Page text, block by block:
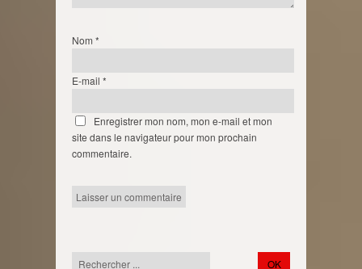
Nom *
E-mail *
Enregistrer mon nom, mon e-mail et mon
site dans le navigateur pour mon prochain
commentaire.